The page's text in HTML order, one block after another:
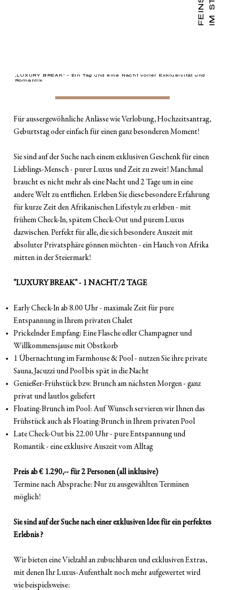
„LUXURY BREAK“ – Ein Tag und eine Nacht voller Exklusivität und
Romantik
Für aussergewöhnliche Anlässe wie Verlobung, Hochzeitsantrag,
Geburtstag oder einfach für einen ganz besonderen Moment!
Sie sind auf der Suche nach einem exklusiven Geschenk für einen
Lieblings-Mensch - purer Luxus und Zeit zu zweit! Manchmal
braucht es nicht mehr als eine Nacht und 2 Tage um in eine
andere Welt zu entfliehen. Erleben Sie diese besondere Erfahrung
für kurze Zeit den Afrikanischen Lifestyle zu erleben - mit
frühem Check-In, spätem Check-Out und purem Luxus
dazwischen. Perfekt für alle, die sich besondere Auszeit mit
absoluter Privatsphäre gönnen möchten - ein Hauch von Afrika
mitten in der Steiermark!
"LUXURY BREAK" - 1 NACHT/2 TAGE
Early Check-In ab 8.00 Uhr - maximale Zeit für pure
Entspannung in Ihrem privaten Chalet
Prickelnder Empfang: Eine Flasche edler Champagner und
Willkommensjause mit Obstkorb
1 Übernachtung im Farmhouse & Pool - nutzen Sie ihre private
Sauna, Jacuzzi und Pool bis spät in die Nacht
Genießer-Frühstück bzw. Brunch am nächsten Morgen - ganz
privat und lautlos geliefert
Floating-Brunch im Pool: Auf Wunsch servieren wir Ihnen das
Frühstück auch als Floating-Brunch in Ihrem privaten Pool
Late Check-Out bis 22.00 Uhr - pure Entspannung und
Romantik - eine exklusive Auszeit vom Alltag
Preis ab € 1.290,-- für 2 Personen (all inklusive)
Termine nach Absprache: Nur zu ausgewählten Terminen
möglich!
Sie sind auf der Suche nach einer exklusiven Idee für ein perfektes
Erlebnis?
Wir bieten eine Vielzahl an zubuchbaren und exklusiven Extras,
mit denen Ihr Luxus-Aufenthalt noch mehr aufgewertet wird
wie beispielsweise: